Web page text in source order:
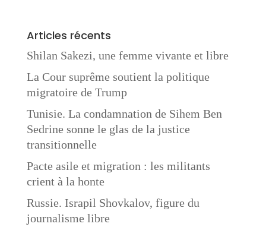
Articles récents
Shilan Sakezi, une femme vivante et libre
La Cour suprême soutient la politique
migratoire de Trump
Tunisie. La condamnation de Sihem Ben
Sedrine sonne le glas de la justice
transitionnelle
Pacte asile et migration : les militants
crient à la honte
Russie. Israpil Shovkalov, figure du
journalisme libre